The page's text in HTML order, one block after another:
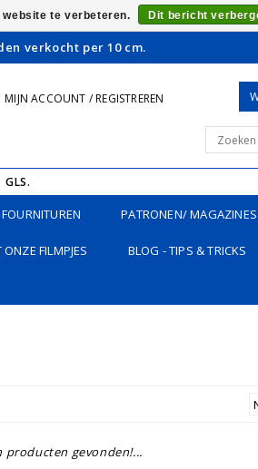
verkocht per 10 cm.
MIJN ACCOUNT / REGISTREREN
GLS.
FOURNITUREN PATRONEN/ MAGAZINES
ONZE FILMPJES BLOG - TIPS & TRICKS
producten gevonden!...
te verbeteren. Dit bericht